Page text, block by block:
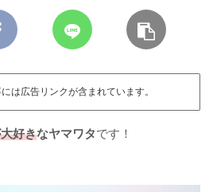
は広告リンクが含まれています。
好きなヤマワタです！